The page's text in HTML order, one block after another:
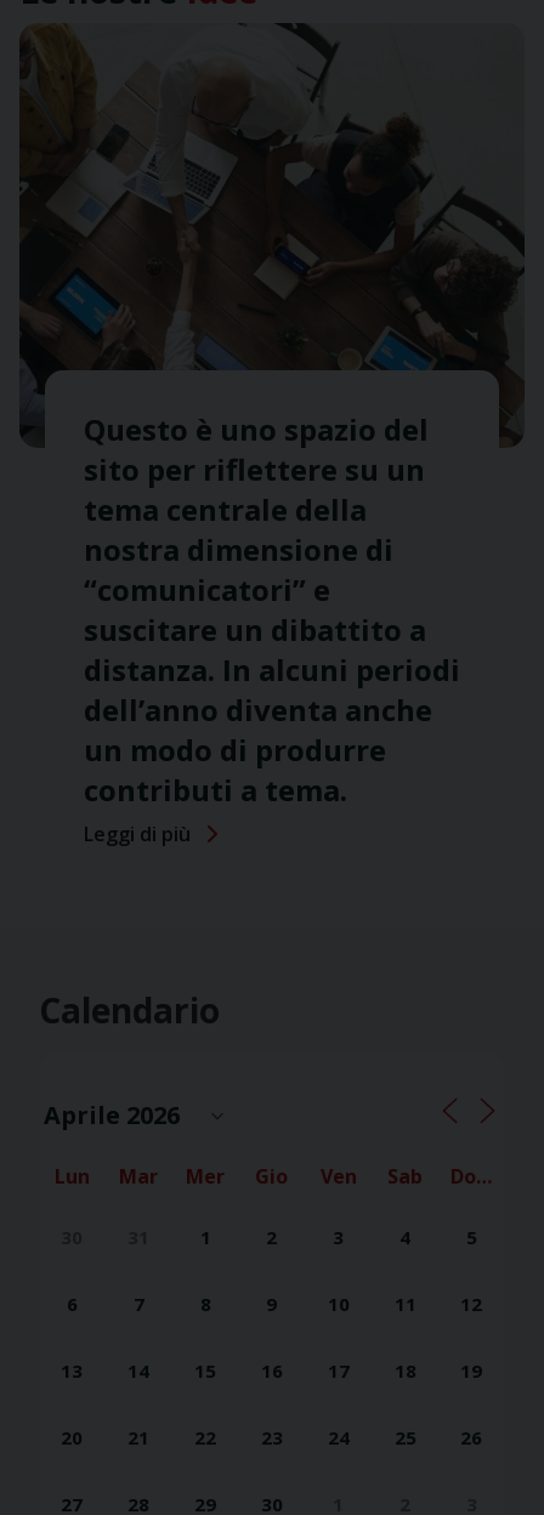
Questo è uno spazio del
sito per riflettere su un
tema centrale della
nostra dimensione di
“comunicatori” e
suscitare un dibattito a
distanza. In alcuni periodi
dell’anno diventa anche
un modo di produrre
contributi a tema.
Leggi di più
Calendario
Lun Mar Mer Gio Ven Sab Dom
1 2 3 4 5
6 7 8 9 10 11 12
13 14 15 16 17 18 19
20 21 22 23 24 25 26
27 28 29 30